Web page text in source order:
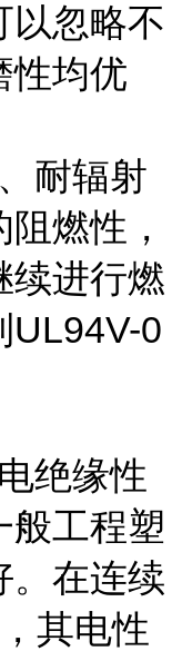
以忽略不
性均优
耐辐射
燃性，
续进行燃
UL94V-0
绝缘性
般工程塑
。在连续
其电性